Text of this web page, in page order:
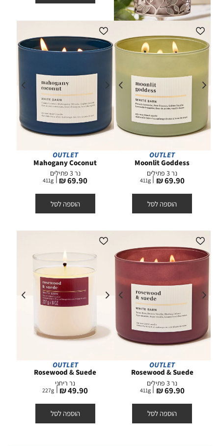
OUTLET
Moonlit Goddess
נר 3 פתילים
מחיר
69.90 ₪
411g
הוספה לסל
OUTLET
Mahogany Coconut
נר 3 פתילים
מחיר
69.90 ₪
411g
הוספה לסל
OUTLET
Rosewood & Suede
נר 3 פתילים
מחיר
69.90 ₪
411g
הוספה לסל
OUTLET
Rosewood & Suede
נר ריחני
מחיר
49.90 ₪
227g
הוספה לסל